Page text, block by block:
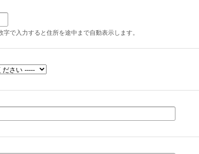
字で入力すると住所を途中まで自動表示します。